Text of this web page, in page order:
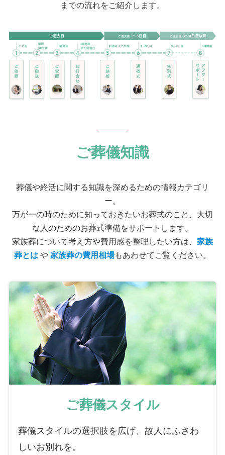
までの流れをご紹介します。
ご葬儀知識
葬儀や終活に関する知識を深めるための情報カテゴリ
ー。
万が一の時のために知っておきたいお葬式のこと、大切
な人のためのお葬式準備をサポートします。
家族葬について考え方や費用感を整理したい方は、 家族
葬とは や家族葬の費用相場もあわせてご覧ください。
ご葬儀スタイル
葬儀スタイルの選択肢を広げ、故人にふさわ
しいお別れを。